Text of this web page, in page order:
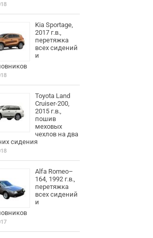
Kia Sportage,
2017 г.в.,
перетяжка
всех сидений
и
Toyota Land
Cruiser-200,
2015 г.в.,
пошив
меховых
чехлов на два
сидения
Alfa Romeo–
164, 1992 г.в.,
перетяжка
всех сидений
и